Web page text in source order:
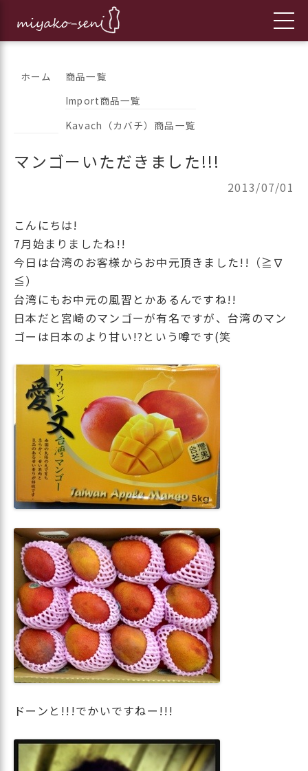
へ
ッ
プ
フランス、イタリア、アメリカ
のインポートファッションとオ
都繊維の日々のニュースをお伝えします
ホーム
商品一覧
Import商品一覧
Kavach（カバチ）商品一覧
マンゴーいただきました!!!
2013/07/01
こんにちは!
7月始まりましたね!!
今日は台湾のお客様からお中元頂きました!!（≧∇
≦）
台湾にもお中元の風習とかあるんですね!!
日本だと宮崎のマンゴーが有名ですが、台湾のマン
ゴーは日本のより甘い!?という噂です(笑
ドーンと!!!でかいですねー!!!